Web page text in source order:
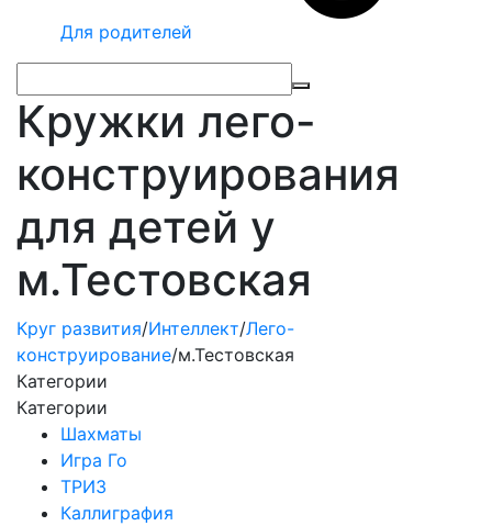
Для родителей
Кружки лего-
конструирования
для детей у
м.Тестовская
Круг развития/Интеллект/Лего-
конструирование/м.Тестовская
Категории
Категории
Шахматы
Игра Го
ТРИЗ
Каллиграфия